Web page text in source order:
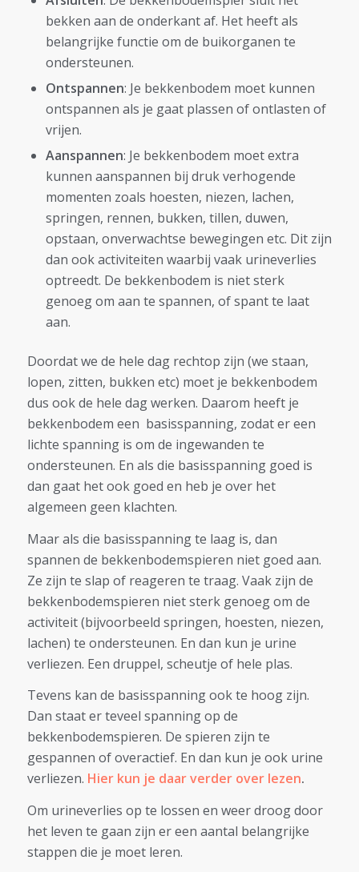
bekken aan de onderkant af. Het heeft als
belangrijke functie om de buikorganen te
ondersteunen.
Ontspannen: Je bekkenbodem moet kunnen
ontspannen als je gaat plassen of ontlasten of
vrijen.
Aanspannen: Je bekkenbodem moet extra
kunnen aanspannen bij druk verhogende
momenten zoals hoesten, niezen, lachen,
springen, rennen, bukken, tillen, duwen,
opstaan, onverwachtse bewegingen etc. Dit zijn
dan ook activiteiten waarbij vaak urineverlies
optreedt. De bekkenbodem is niet sterk
genoeg om aan te spannen, of spant te laat
aan.
Doordat we de hele dag rechtop zijn (we staan,
lopen, zitten, bukken etc) moet je bekkenbodem
dus ook de hele dag werken. Daarom heeft je
bekkenbodem een basisspanning, zodat er een
lichte spanning is om de ingewanden te
ondersteunen. En als die basisspanning goed is
dan gaat het ook goed en heb je over het
algemeen geen klachten.
Maar als die basisspanning te laag is, dan
spannen de bekkenbodemspieren niet goed aan.
Ze zijn te slap of reageren te traag. Vaak zijn de
bekkenbodemspieren niet sterk genoeg om de
activiteit (bijvoorbeeld springen, hoesten, niezen,
lachen) te ondersteunen. En dan kun je urine
verliezen. Een druppel, scheutje of hele plas.
Tevens kan de basisspanning ook te hoog zijn.
Dan staat er teveel spanning op de
bekkenbodemspieren. De spieren zijn te
gespannen of overactief. En dan kun je ook urine
verliezen. Hier kun je daar verder over lezen.
Om urineverlies op te lossen en weer droog door
het leven te gaan zijn er een aantal belangrijke
stappen die je moet leren.